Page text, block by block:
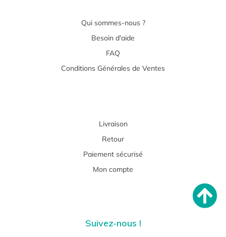
Qui sommes-nous ?
Besoin d'aide
FAQ
Conditions Générales de Ventes
Livraison
Retour
Paiement sécurisé
Mon compte
Suivez-nous !